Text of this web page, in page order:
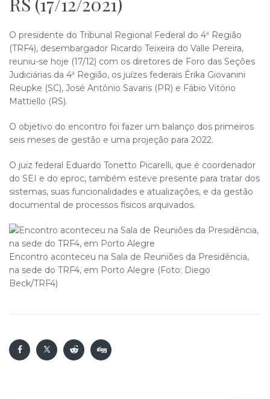
O presidente do Tribunal Regional Federal do 4ª Região
(TRF4), desembargador Ricardo Teixeira do Valle Pereira,
reuniu-se hoje (17/12) com os diretores de Foro das Seções
Judiciárias da 4ª Região, os juízes federais Érika Giovanini
Reupke (SC), José Antônio Savaris (PR) e Fábio Vitório
Mattiello (RS).
O objetivo do encontro foi fazer um balanço dos primeiros
seis meses de gestão e uma projeção para 2022.
O juiz federal Eduardo Tonetto Picarelli, que é coordenador
do SEI e do eproc, também esteve presente para tratar dos
sistemas, suas funcionalidades e atualizações, e da gestão
documental de processos físicos arquivados.
Encontro aconteceu na Sala de Reuniões da Presidência,
na sede do TRF4, em Porto Alegre (Foto: Diego
Beck/TRF4)